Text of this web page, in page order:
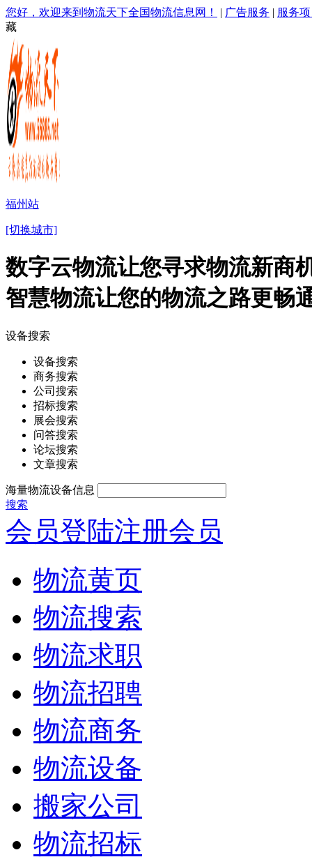
您好，欢迎来到物流天下全国物流信息网！ | 广告服务 | 服务
藏
福州站
[切换城市]
数字云物流让您寻求物流新商
智慧物流让您的物流之路更畅
设备搜索
设备搜索
商务搜索
公司搜索
招标搜索
展会搜索
问答搜索
论坛搜索
文章搜索
海量物流设备信息
搜索
会员登陆注册会员
物流黄页
物流搜索
物流求职
物流招聘
物流商务
物流设备
搬家公司
物流招标